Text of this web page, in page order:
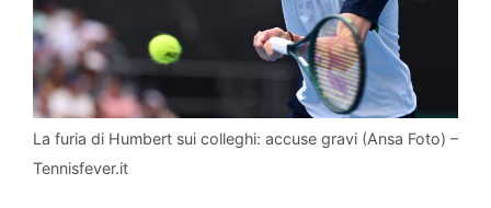
La furia di Humbert sui colleghi: accuse gravi (Ansa Foto) –
Tennisfever.it